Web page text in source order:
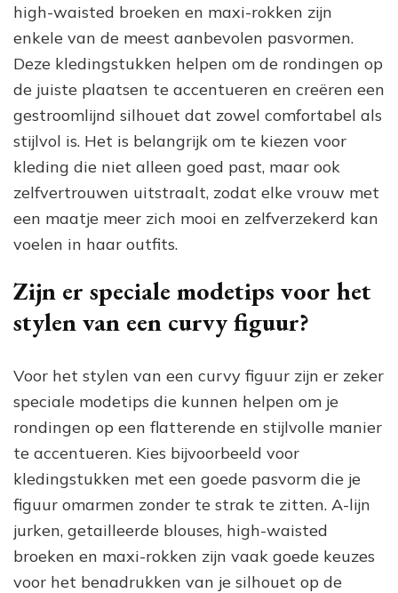
high-waisted broeken en maxi-rokken zijn
enkele van de meest aanbevolen pasvormen.
Deze kledingstukken helpen om de rondingen op
de juiste plaatsen te accentueren en creëren een
gestroomlijnd silhouet dat zowel comfortabel als
stijlvol is. Het is belangrijk om te kiezen voor
kleding die niet alleen goed past, maar ook
zelfvertrouwen uitstraalt, zodat elke vrouw met
een maatje meer zich mooi en zelfverzekerd kan
voelen in haar outfits.
Zijn er speciale modetips voor het
stylen van een curvy figuur?
Voor het stylen van een curvy figuur zijn er zeker
speciale modetips die kunnen helpen om je
rondingen op een flatterende en stijlvolle manier
te accentueren. Kies bijvoorbeeld voor
kledingstukken met een goede pasvorm die je
figuur omarmen zonder te strak te zitten. A-lijn
jurken, getailleerde blouses, high-waisted
broeken en maxi-rokken zijn vaak goede keuzes
voor het benadrukken van je silhouet op de